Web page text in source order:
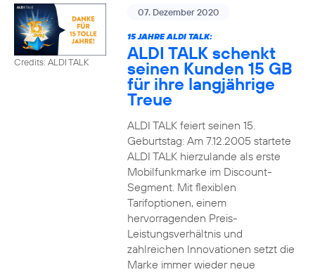
Credits: ALDI TALK
07. Dezember 2020
15 JAHRE ALDI TALK:
ALDI TALK schenkt
seinen Kunden 15 GB
für ihre langjährige
Treue
ALDI TALK feiert seinen 15.
Geburtstag: Am 7.12.2005 startete
ALDI TALK hierzulande als erste
Mobilfunkmarke im Discount-
Segment. Mit flexiblen
Tarifoptionen, einem
hervorragenden Preis-
Leistungsverhältnis und
zahlreichen Innovationen setzt die
Marke immer wieder neue